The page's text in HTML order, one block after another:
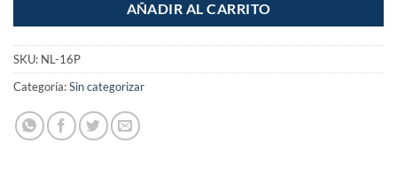
AÑADIR AL CARRITO
SKU: NL-16P
Categoría:Sin categorizar